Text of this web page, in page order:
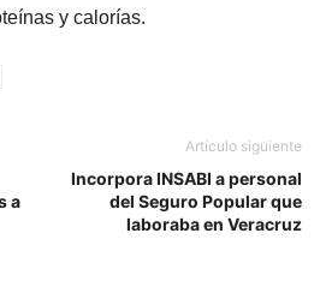
y calorías.
a
Artículo siguiente
Incorpora INSABI a personal
del Seguro Popular que
laboraba en Veracruz